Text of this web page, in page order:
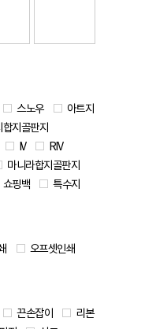
스노우
아트지
지골판지
IV
RIV
마니라합지골판지
쇼핑백 특수지
오프셋인쇄
끈손잡이
리본